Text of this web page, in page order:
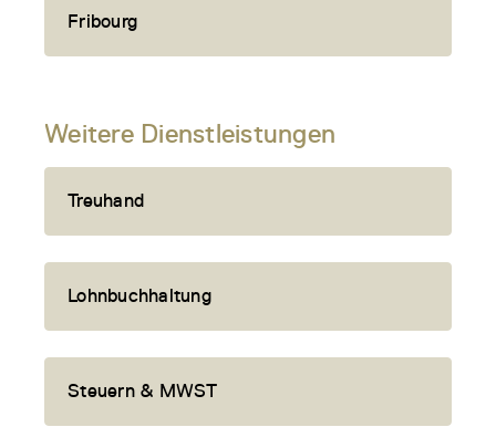
Fribourg
Weitere Dienstleistungen
Treuhand
Lohnbuchhaltung
Steuern & MWST